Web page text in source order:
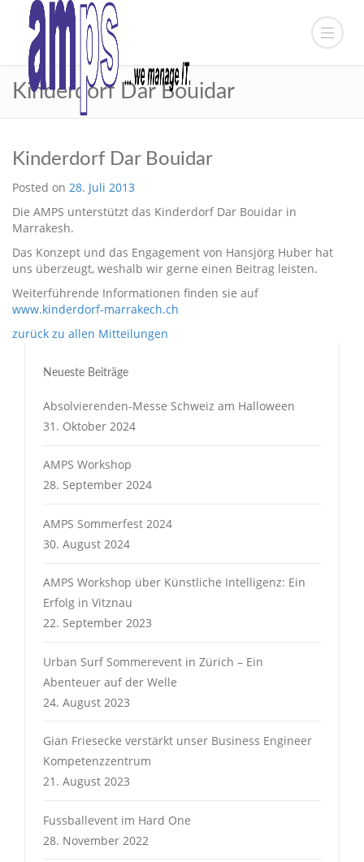
Kinderdorf Dar Bouidar
Kinderdorf Dar Bouidar
Posted on 28. Juli 2013
Die AMPS unterstützt das Kinderdorf Dar Bouidar in
Marrakesh.
Das Konzept und das Engagement von Hansjörg Huber hat
uns überzeugt, weshalb wir gerne einen Beitrag leisten.
Weiterführende Informationen finden sie auf
www.kinderdorf-marrakech.ch
zurück zu allen Mitteilungen
Neueste Beiträge
Absolvierenden-Messe Schweiz am Halloween
31. Oktober 2024
AMPS Workshop
28. September 2024
AMPS Sommerfest 2024
30. August 2024
AMPS Workshop über Künstliche Intelligenz: Ein
Erfolg in Vitznau
22. September 2023
Urban Surf Sommerevent in Zürich – Ein
Abenteuer auf der Welle
24. August 2023
Gian Friesecke verstärkt unser Business Engineer
Kompetenzzentrum
21. August 2023
Fussballevent im Hard One
28. November 2022